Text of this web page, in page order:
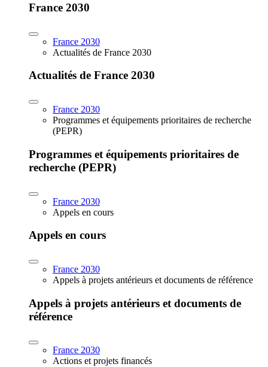
France 2030
France 2030
Actualités de France 2030
Actualités de France 2030
France 2030
Programmes et équipements prioritaires de recherche
(PEPR)
Programmes et équipements prioritaires de
recherche (PEPR)
France 2030
Appels en cours
Appels en cours
France 2030
Appels à projets antérieurs et documents de référence
Appels à projets antérieurs et documents de
référence
France 2030
Actions et projets financés